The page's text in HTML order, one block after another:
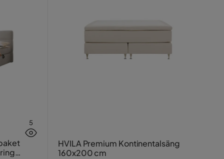
5
HVILA Premium Kontinentalsäng
160x200 cm